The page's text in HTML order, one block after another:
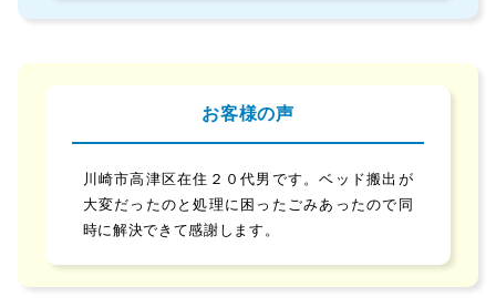
お客様の声
川崎市高津区在住２０代男です。ベッド搬出が
大変だったのと処理に困ったごみあったので同
時に解決できて感謝します。